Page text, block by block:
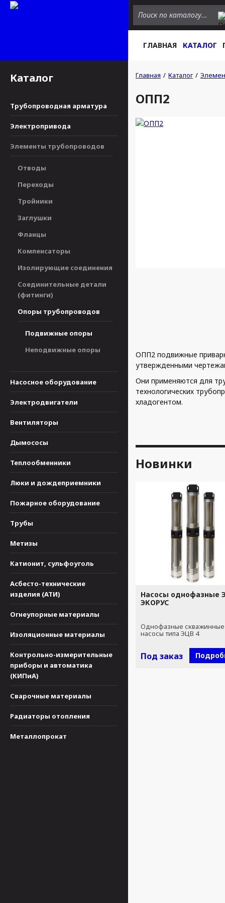
ГЛАВНАЯ КАТАЛОГ
Каталог
Трубопроводная арматура
Электропривода
Элементы трубопроводов
Отводы
Переходы
Тройники
Заглушки
Фланцы
Компенсаторы
Изолирующие соединения
Соединительные детали
(фитинги)
Опоры трубопроводов
Подвижные опоры
Неподвижные опоры
Насосное оборудование
Электродвигатели
Вентиляторы
Дымососы
Теплообменники
Люки и дождеприемники
Пожарное оборудование
Трубы
Метизы
Катионит, сульфоуголь
Асбесто-технические
изделия (АТИ)
Огнеупорные материалы
Изоляционные материалы
Контрольно-измерительные
приборы и автоматика
(КИПиА)
Сварочные материалы
Радиаторы отопления
Металлопрокат
Главная Каталог
ОПП2
ОПП2 подвижные
утвержденными
Они применяются для
технологических
хладогентом.
Новинки
Насосы однофазные
ЭКОРУС
Однофазные скважинные
насосы типа ЭЦВ 4
Под заказ